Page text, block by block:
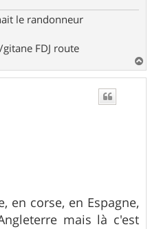
le randonneur
FDJ route
a
en corse, en Espagne,
mais là c'est